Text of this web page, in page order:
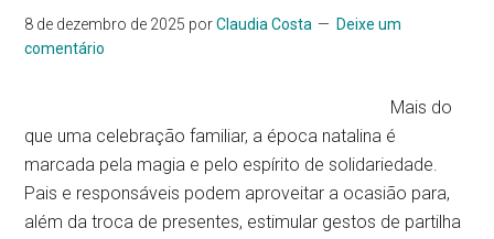
8 de dezembro de 2025 porClaudia Costa
Deixe um
comentário
Mais do
que uma celebração familiar, a época natalina é
marcada pela magia e pelo espírito de solidariedade.
Pais e responsáveis podem aproveitar a ocasião para,
além da troca de presentes, estimular gestos de partilha